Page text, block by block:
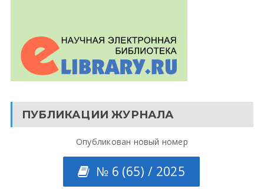
ПУБЛИКАЦИИ ЖУРНАЛА
Опубликован новый номер
№ 6 (65) / 2025